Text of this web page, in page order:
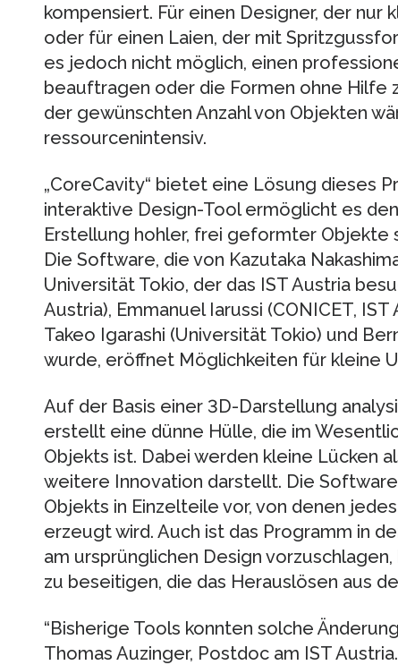
kompensiert. Für einen Designer, der nur
oder für einen Laien, der mit
es jedoch nicht möglich, einen
beauftragen oder die Formen ohne Hilfe
der gewünschten Anzahl von Objekten
ressourcenintensiv.
„CoreCavity“ bietet eine Lösung dieses
interaktive Design-Tool ermöglicht es
Erstellung hohler, frei geformter Objekte
Die Software, die von Kazutaka
Universität Tokio, der das IST Austria
Austria), Emmanuel Iarussi (CONICET, IST
Takeo Igarashi (Universität Tokio) und
wurde, eröffnet Möglichkeiten für kleine
Auf der Basis einer 3D-Darstellung
erstellt eine dünne Hülle, die im
Objekts ist. Dabei werden kleine Lücken
weitere Innovation darstellt. Die
Objekts in Einzelteile vor, von denen
erzeugt wird. Auch ist das Programm in
am ursprünglichen Design
zu beseitigen, die das Herauslösen aus
“Bisherige Tools konnten solche
Thomas Auzinger, Postdoc am IST